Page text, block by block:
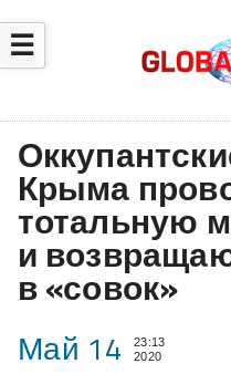
☰
Крыма
тотальную
и
в «совок»
Май 14
23:13
2020